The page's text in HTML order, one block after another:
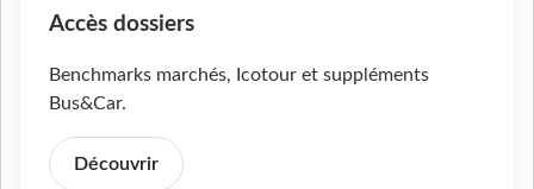
Accès dossiers
Benchmarks marchés, Icotour et suppléments
Bus&Car.
Découvrir